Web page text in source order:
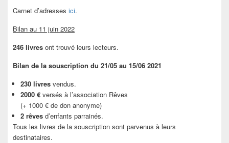
Carnet d’adresses ici.
Bilan au 11 juin 2022
246 livres ont trouvé leurs lecteurs.
Bilan de la souscription du 21/05 au 15/06 2021
230 livres vendus.
2000 € versés à l’association Rêves
(+ 1000 € de don anonyme)
2 rêves d’enfants parrainés.
Tous les livres de la souscription sont parvenus à leurs
destinataires.